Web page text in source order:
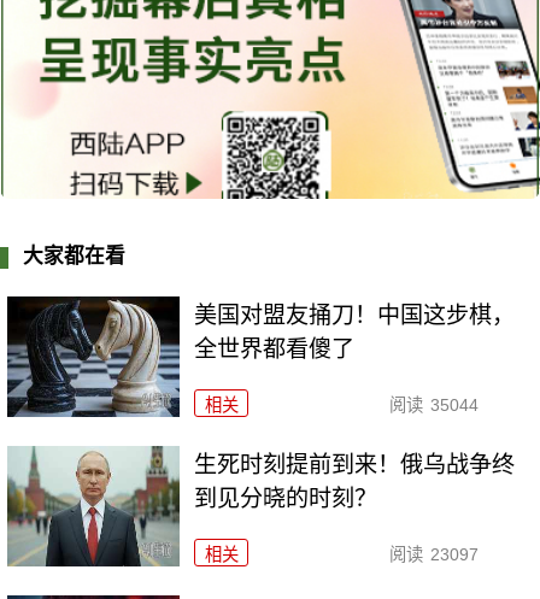
大家都在看
美国对盟友捅刀！中国这步棋，
全世界都看傻了
相关 阅读 35044
生死时刻提前到来！俄乌战争终
到见分晓的时刻？
相关 阅读 23097